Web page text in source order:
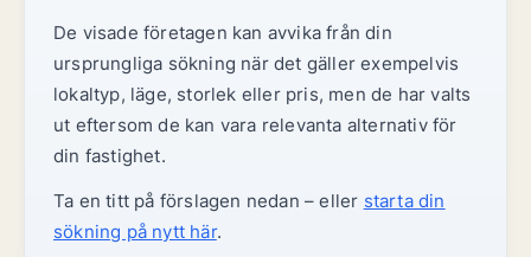
De visade företagen kan avvika från din
ursprungliga sökning när det gäller exempelvis
lokaltyp, läge, storlek eller pris, men de har valts
ut eftersom de kan vara relevanta alternativ för
din fastighet.
Ta en titt på förslagen nedan – eller starta din
sökning på nytt här.